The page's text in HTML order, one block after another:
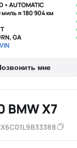
• AUTOMATIC
миль ≈ 180 904 км
GA
мне
BMW X7